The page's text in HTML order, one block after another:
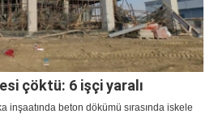
çöktü: 6 işçi yaralı
inşaatında beton dökümü sırasında iskele